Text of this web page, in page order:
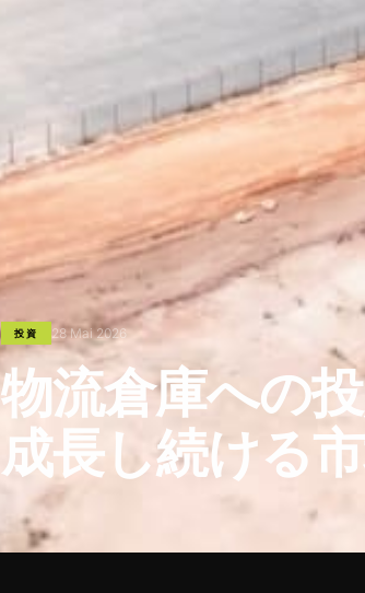
投資 28 Mai 2026
物流倉庫への
成長し続ける